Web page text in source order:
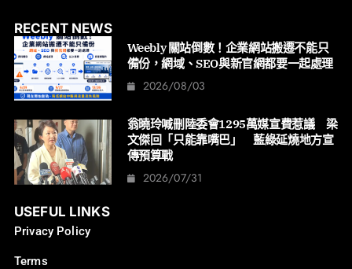
RECENT NEWS
Weebly 關站倒數！企業網站搬遷不能只
備份，網域、SEO與新官網都要一起處理
2026/08/03
翁曉玲喊刪陸委會1295萬媒宣費惹議 梁
文傑回「只能靠嘴巴」 藍綠延燒地方宣
傳預算戰
2026/07/31
USEFUL LINKS
Privacy Policy
Terms